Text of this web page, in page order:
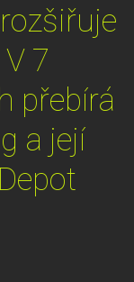
7
přebírá
a její